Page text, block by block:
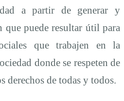
a partir de generar y
que puede resultar útil para
que trabajen en la
donde se respeten de
derechos de todas y todos.